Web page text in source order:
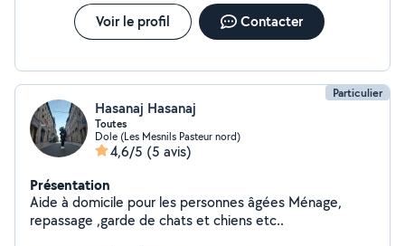
Voir le profil Contacter
Particulier
Hasanaj Hasanaj
Toutes
Dole (Les Mesnils Pasteur nord)
4,6/5 (5 avis)
Présentation
Aide à domicile pour les personnes âgées Ménage,
repassage ,garde de chats et chiens etc..